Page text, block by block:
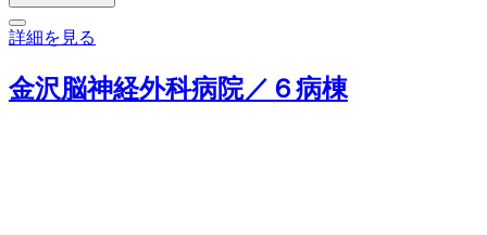
詳細を見る
金沢脳神経外科病院／６病棟